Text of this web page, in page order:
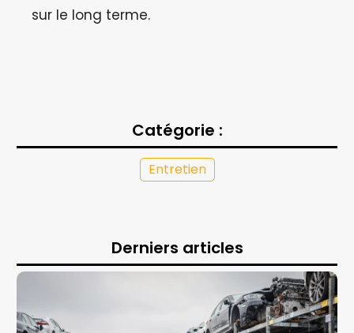
sur le long terme.
Catégorie :
Entretien
Derniers articles